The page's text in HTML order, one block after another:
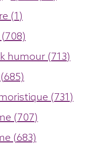
(1)
humour (713)
(731)
(707)
(683)